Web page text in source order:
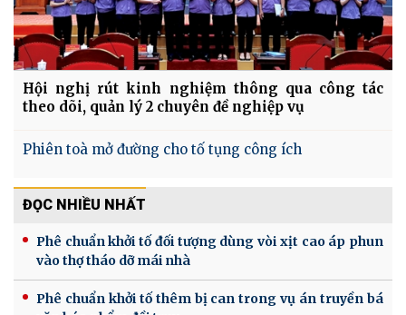
Hội nghị rút kinh nghiệm thông qua công tác
theo dõi, quản lý 2 chuyên đề nghiệp vụ
Phiên toà mở đường cho tố tụng công ích
ĐỌC NHIỀU NHẤT
Phê chuẩn khởi tố đối tượng dùng vòi xịt cao áp phun
vào thợ tháo dỡ mái nhà
Phê chuẩn khởi tố thêm bị can trong vụ án truyền bá